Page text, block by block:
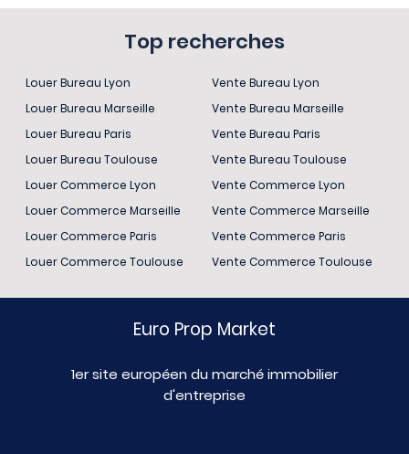
Top recherches
Louer Bureau Lyon
Louer Bureau Marseille
Louer Bureau Paris
Louer Bureau Toulouse
Louer Commerce Lyon
Louer Commerce Marseille
Louer Commerce Paris
Louer Commerce Toulouse
Vente Bureau Lyon
Vente Bureau Marseille
Vente Bureau Paris
Vente Bureau Toulouse
Vente Commerce Lyon
Vente Commerce Marseille
Vente Commerce Paris
Vente Commerce Toulouse
Euro Prop Market
1er site européen du marché immobilier
d'entreprise